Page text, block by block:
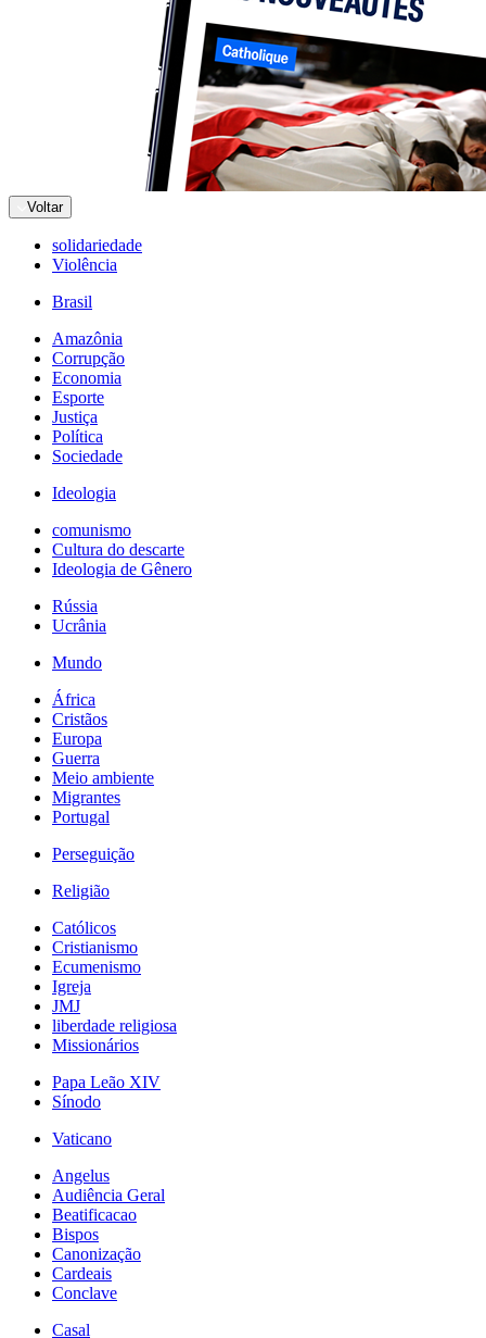
Voltar
solidariedade
Violência
Brasil
Amazônia
Corrupção
Economia
Esporte
Justiça
Política
Sociedade
Ideologia
comunismo
Cultura do descarte
Ideologia de Gênero
Rússia
Ucrânia
Mundo
África
Cristãos
Europa
Guerra
Meio ambiente
Migrantes
Portugal
Perseguição
Religião
Católicos
Cristianismo
Ecumenismo
Igreja
JMJ
liberdade religiosa
Missionários
Papa Leão XIV
Sínodo
Vaticano
Angelus
Audiência Geral
Beatificacao
Bispos
Canonização
Cardeais
Conclave
Casal